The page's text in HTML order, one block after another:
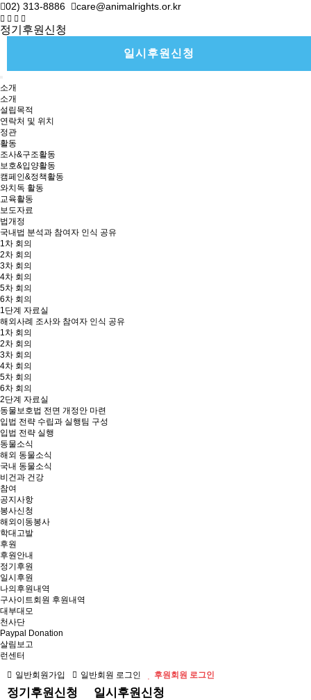
02) 313-8886 care@animalrights.or.kr
정기후원신청
일시후원신청
소개
소개
설립목적
연락처 및 위치
정관
활동
조사&구조활동
보호&입양활동
캠페인&정책활동
와치독 활동
교육활동
보도자료
법개정
국내법 분석과 참여자 인식 공유
1차 회의
2차 회의
3차 회의
4차 회의
5차 회의
6차 회의
1단계 자료실
해외사례 조사와 참여자 인식 공유
1차 회의
2차 회의
3차 회의
4차 회의
5차 회의
6차 회의
2단계 자료실
동물보호법 전면 개정안 마련
입법 전략 수립과 실행팀 구성
입법 전략 실행
동물소식
해외 동물소식
국내 동물소식
비건과 건강
참여
공지사항
봉사신청
해외이동봉사
학대고발
후원
후원안내
정기후원
일시후원
나의후원내역
구사이트회원 후원내역
대부대모
천사단
Paypal Donation
살림보고
런센터
일반회원가입
일반회원 로그인 후원회원 로그인
정기후원신청 일시후원신청